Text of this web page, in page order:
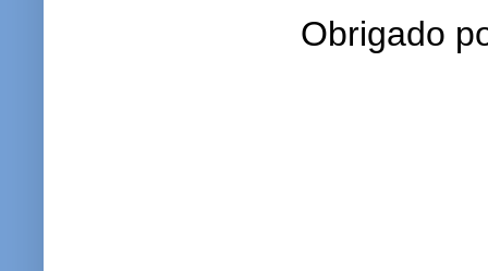
Obrigado